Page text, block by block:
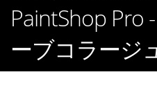
PaintShop Pro
ーブコラージ